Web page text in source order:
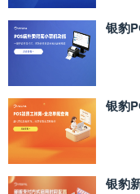
银豹
银豹
银豹